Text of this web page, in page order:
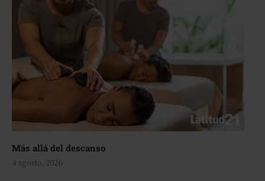
Más allá del descanso
4 agosto, 2026